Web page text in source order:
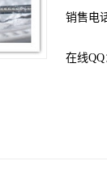
销售电
在线QQ